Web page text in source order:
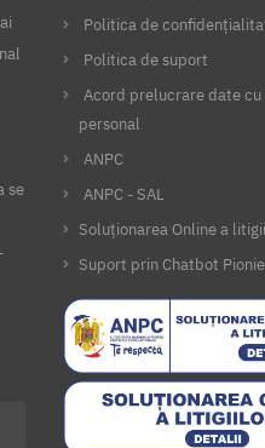
se
Politica de
Politica de suport
Acord prelucrare date
personal
ANPC
ANPC - SAL
Soluționarea Online a
Suport prin Chatbot